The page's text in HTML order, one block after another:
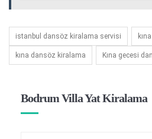
istanbul dansöz kiralama servisi
kına dansöz kiralama Kına gecesi
Bodrum Villa Yat Kiralama